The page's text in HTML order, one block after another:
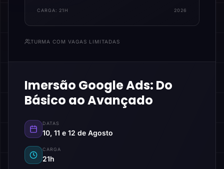
CARGA: 21H 2026
TURMA COM VAGAS LIMITADAS
Imersão Google Ads: Do
Básico ao Avançado
DATAS
10, 11 e 12 de Agosto
CARGA
21h